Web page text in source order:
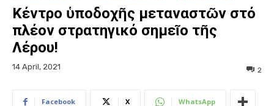
Κέντρο ὑποδοχῆς μεταναστῶν στό
πλέον στρατηγικό σημεῖο τῆς
Λέρου!
14 April, 2021 2
Facebook X WhatsApp